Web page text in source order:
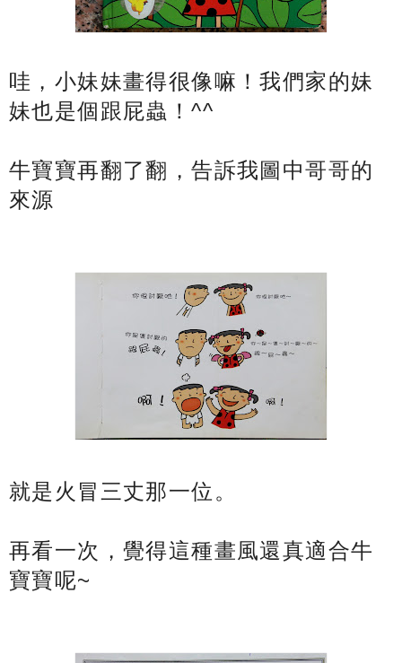
哇，小妹妹畫得很像嘛！我們家的妹
妹也是個跟屁蟲！^^
牛寶寶再翻了翻，告訴我圖中哥哥的
來源
就是火冒三丈那一位。
再看一次，覺得這種畫風還真適合牛
寶寶呢~